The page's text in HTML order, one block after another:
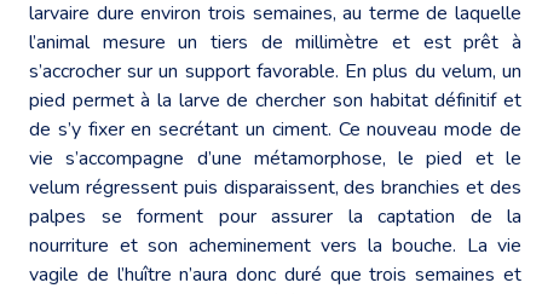
larvaire dure environ trois semaines, au terme de laquelle
l’animal mesure un tiers de millimètre et est prêt à
s’accrocher sur un support favorable. En plus du velum, un
pied permet à la larve de chercher son habitat définitif et
de s’y fixer en secrétant un ciment. Ce nouveau mode de
vie s’accompagne d’une métamorphose, le pied et le
velum régressent puis disparaissent, des branchies et des
palpes se forment pour assurer la captation de la
nourriture et son acheminement vers la bouche. La vie
vagile de l’huître n’aura donc duré que trois semaines et